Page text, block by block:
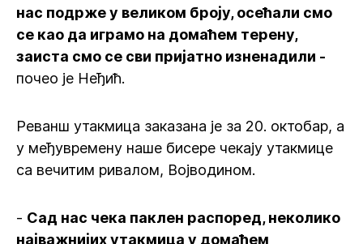
нас подрже у великом броју, осећали смо
се као да играмо на домаћем терену,
заиста смо се сви пријатно изненадили -
почео је Неђић.
Реванш утакмица заказана је за 20. октобар, а
у међувремену наше бисере чекају утакмице
са вечитим ривалом, Војводином.
- Сад нас чека паклен распоред, неколико
најважнијих утакмица у домаћем